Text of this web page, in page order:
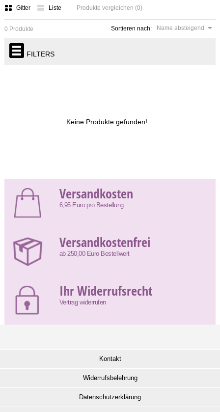
Gitter Liste Produkte vergleichen (0)
Sortieren nach: Name absteigend
0 Produkte
FILTERS
Keine Produkte gefunden!...
Versandkosten
6,95 Euro pro Bestellung
Versandkostenfrei
ab 250,00 Euro Bestellwert
Ihr Widerrufsrecht
Vertrag widerrufen
Kontakt
Widerrufsbelehrung
Datenschutzerklärung